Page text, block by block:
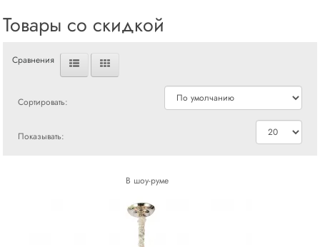
Товары со скидкой
Сравнения
Сортировать:
Показывать:
В шоу-руме